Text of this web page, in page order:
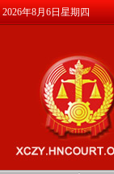
2026年8月6日星期四